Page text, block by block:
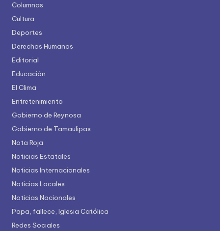
Columnas
Cultura
Deportes
Derechos Humanos
Editorial
Educación
El Clima
Entretenimiento
Gobierno de Reynosa
Gobierno de Tamaulipas
Nota Roja
Noticias Estatales
Noticias Internacionales
Noticias Locales
Noticias Nacionales
Papa, fallece, Iglesia Católica
Redes Sociales